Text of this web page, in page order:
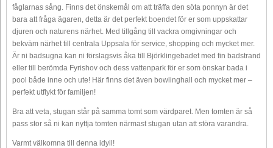
fåglarnas sång. Finns det önskemål om att träffa den söta ponnyn är det
bara att fråga ägaren, detta är det perfekt boendet för er som uppskattar
djuren och naturens närhet. Med tillgång till vackra omgivningar och
bekväm närhet till centrala Uppsala för service, shopping och mycket mer.
Är ni badsugna kan ni förslagsvis åka till Björklingebadet med fin badstrand
eller till berömda Fyrishov och dess vattenpark för er som önskar bada i
pool både inne och ute! Här finns det även bowlinghall och mycket mer –
perfekt utflykt för familjen!
Bra att veta, stugan står på samma tomt som värdparet. Men tomten är så
pass stor så ni kan nyttja tomten närmast stugan utan att störa varandra.
Varmt välkomna till denna idyll!